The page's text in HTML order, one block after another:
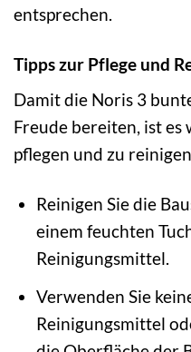
entsprechen.
Tipps zur Pflege und
Damit die Noris 3
Freude bereiten, ist es
pflegen und zu
Reinigen Sie die
einem feuchten
Reinigungsmittel.
Verwenden Sie
Reinigungsmittel